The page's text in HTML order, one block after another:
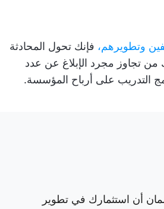
وتطويرهم، فإنك تحول المحادثة
من تجاوز مجرد الإبلاغ عن عدد
التدريب على أرباح المؤسسة.
أن استثمارك في تطوير